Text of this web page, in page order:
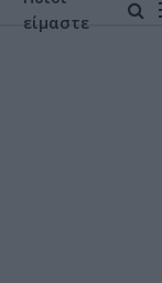
είμαστε